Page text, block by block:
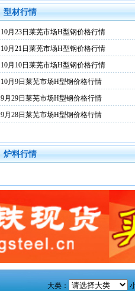
型材行情
10月23日莱芜市场H型钢价格行情
10月21日莱芜市场H型钢价格行情
10月10日莱芜市场H型钢价格行情
10月9日莱芜市场H型钢价格行情
9月29日莱芜市场H型钢价格行情
9月28日莱芜市场H型钢价格行情
炉料行情
大类：